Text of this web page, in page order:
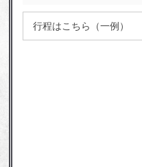
行程はこちら（一例）